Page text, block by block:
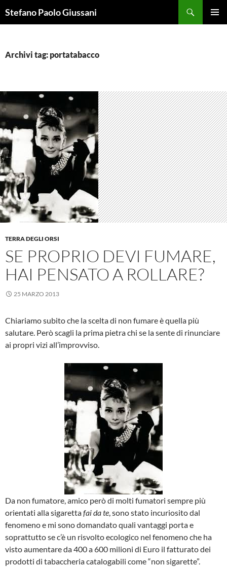
alStefano Paolo Giussani
Archivi tag: portatabacco
TERRA DEGLI ORSI
SE PROPRIO DEVI FUMARE,
HAI PENSATO A ROLLARE?
25 MARZO 2013
Chiariamo subito che la scelta di non fumare è quella più
salutare. Però scagli la prima pietra chi se la sente di rinunciare
ai propri vizi all’improvviso.
Da non fumatore, amico però di molti fumatori sempre più
orientati alla sigarettafai da te, sono stato incuriosito dal
fenomeno e mi sono domandato quali vantaggi porta e
soprattutto se c’è un risvolto ecologico nel fenomeno che ha
visto aumentare da 400 a 600 milioni di Euro il fatturato dei
prodotti di tabaccheria catalogabili come “non sigarette”.